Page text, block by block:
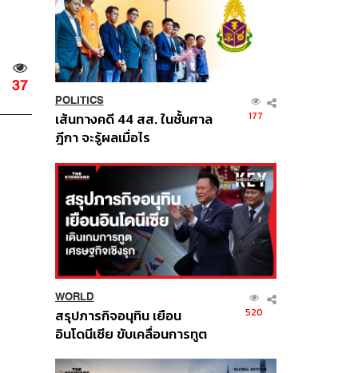
37
POLITICS
เส้นทางคดี 44 สส. ในชั้นศาล
ฎีกา จะรู้ผลเมื่อไร
177
WORLD
สรุปภารกิจอนุทิน เยือน
อินโดนีเซีย ขับเคลื่อนการทูต
520